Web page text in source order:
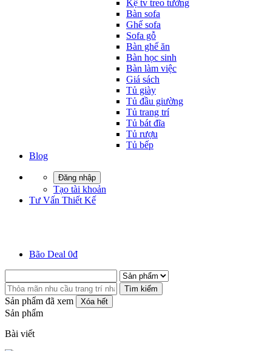
Kệ tv treo tường
Bàn sofa
Ghế sofa
Sofa gỗ
Bàn ghế ăn
Bàn học sinh
Bàn làm việc
Giá sách
Tủ giày
Tủ đầu giường
Tủ trang trí
Tủ bát đĩa
Tủ rượu
Tủ bếp
Blog
Đăng nhập
Tạo tài khoản
Tư Vấn Thiết Kế
Bão Deal 0đ
Tìm kiếm
Sản phẩm đã xem Xóa hết
Sản phẩm
Bài viết